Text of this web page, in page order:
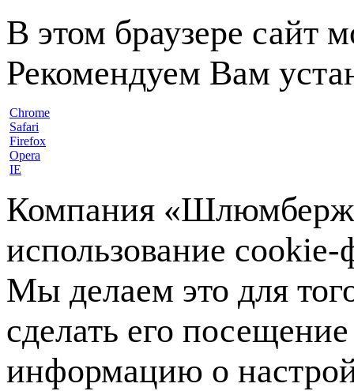
В этом браузере сайт
Рекомендуем Вам
Chrome
Safari
Firefox
Opera
IE
Компания
использование
Мы делаем это для
сделать его
информацию о